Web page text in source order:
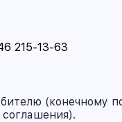
215-13-63
(конечному